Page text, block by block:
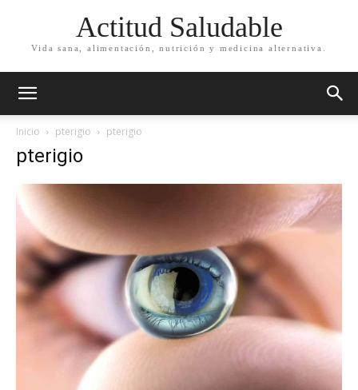
Actitud Saludable
Vida sana, alimentación, nutrición y medicina alternativa.
Inicio pterigio pterigio
pterigio